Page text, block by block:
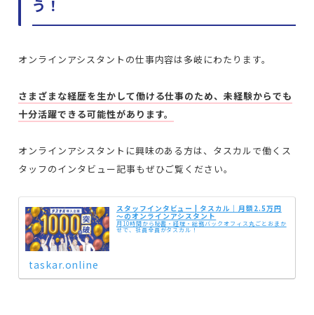
う！
オンラインアシスタントの仕事内容は多岐にわたります。
さまざまな経歴を生かして働ける仕事のため、未経験からでも
十分活躍できる可能性があります。
オンラインアシスタントに興味のある方は、タスカルで働くス
タッフのインタビュー記事もぜひご覧ください。
スタッフインタビュー | タスカル｜月額2.5万円
～のオンラインアシスタント
月10時間から秘書・経理・総務バックオフィス丸ごとおまか
せで、社員全員がタスカル！
taskar.online